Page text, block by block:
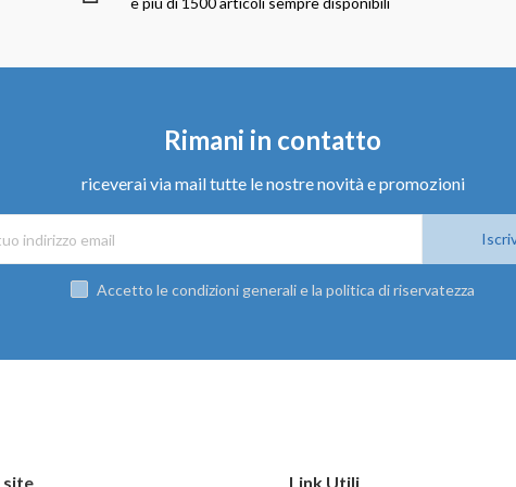
Rimani in contatto
riceverai via mail tutte le nostre novità e promozioni
Accetto le condizioni generali e la politica di riservatezza
site Link Utili